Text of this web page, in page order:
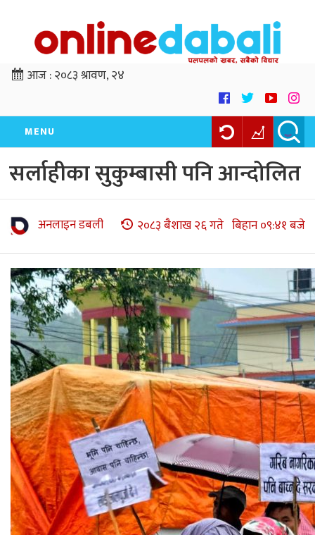
आज :२०८३ श्रावण, २४
MENU
सर्लाहीका सुकुम्बासी पनि आन्दोलित
अनलाइन डबली २०८३ बैशाख २६ गते बिहान ०९:४१ बजे